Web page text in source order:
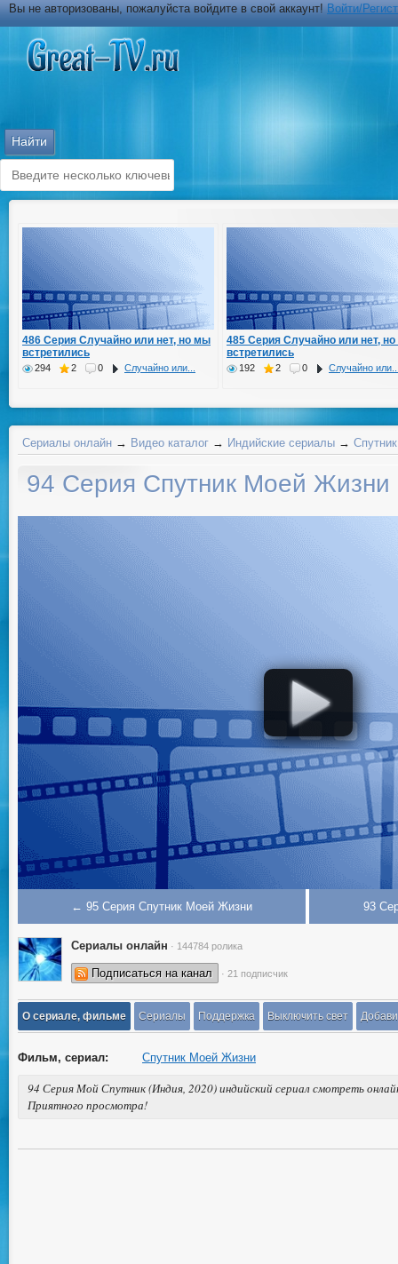
Вы не авторизованы, пожалуйста войдите в свой аккаунт!Войти/
486 Серия Случайно или нет, но мы
встретились
294 2 0 Случайно или...
485 Серия Случайно или нет,
встретились
192 2 0 Случайно
Сериалы онлайн → Видео каталог → Индийские сериалы →
94 Серия Спутник Моей Жизни
← 95 Серия Спутник Моей Жизни 93
Сериалы онлайн · 144784 ролика
Подписаться на канал · 21 подписчик
О сериале, фильме Сериалы Поддержка Выключить свет
Фильм, сериал: Спутник Моей Жизни
94 Серия Мой Спутник (Индия, 2020) индийский сериал смотреть
Приятного просмотра!